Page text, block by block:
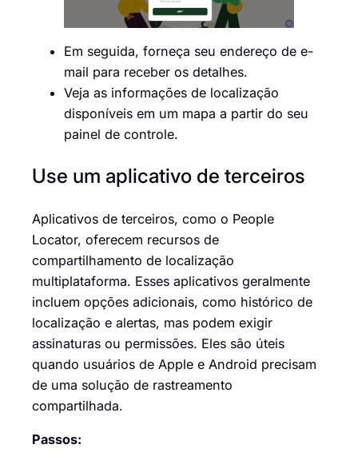
Em seguida, forneça seu endereço de e-
mail para receber os detalhes.
Veja as informações de localização
disponíveis em um mapa a partir do seu
painel de controle.
Use um aplicativo de terceiros
Aplicativos de terceiros, como o People
Locator, oferecem recursos de
compartilhamento de localização
multiplataforma. Esses aplicativos geralmente
incluem opções adicionais, como histórico de
localização e alertas, mas podem exigir
assinaturas ou permissões. Eles são úteis
quando usuários de Apple e Android precisam
de uma solução de rastreamento
compartilhada.
Passos: